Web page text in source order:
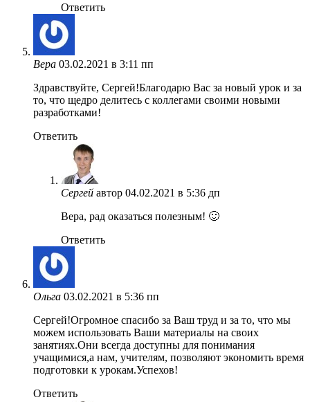
Ответить
Вера 03.02.2021 в 3:11 пп
Здравствуйте, Сергей!Благодарю Вас за новый урок и за
то, что щедро делитесь с коллегами своими новыми
разработками!
Ответить
Сергей автор 04.02.2021 в 5:36 дп
Вера, рад оказаться полезным! 🙂
Ответить
Ольга 03.02.2021 в 5:36 пп
Сергей!Огромное спасибо за Ваш труд и за то, что мы
можем использовать Ваши материалы на своих
занятиях.Они всегда доступны для понимания
учащимися,а нам, учителям, позволяют экономить время
подготовки к урокам.Успехов!
Ответить